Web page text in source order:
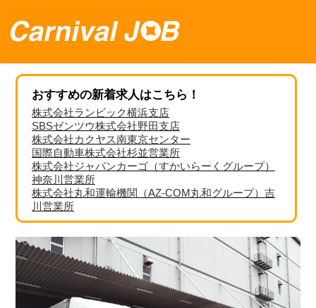
おすすめの新着求人はこちら！
株式会社ランビック横浜支店
SBSゼンツウ株式会社野田支店
株式会社カクヤス南東京センター
国際自動車株式会社杉並営業所
株式会社ジャパンカーゴ（すかいらーくグループ）
神奈川営業所
株式会社丸和運輸機関（AZ-COM丸和グループ）吉
川営業所